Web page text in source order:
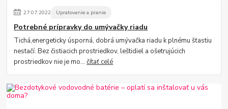
27.07.2022 Upratovanie a pranie
Potrebné prípravky do umývačky riadu
Tichá,energeticky úsporná, dobrá umývačka riadu k plnému šťastiu
nestačí. Bez čistiacich prostriedkov, leštidiel a ošetrujúcich
prostriedkov nie je mo...čítať celé